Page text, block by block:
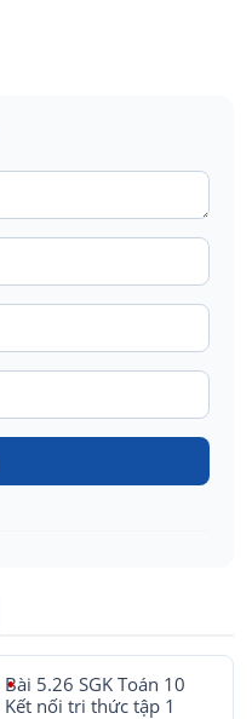
Bài 5.26 SGK Toán 10
Kết nối tri thức tập 1